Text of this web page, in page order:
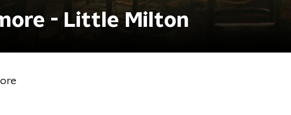
- Little Milton